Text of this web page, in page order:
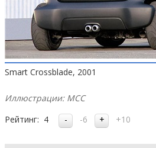
Smart Crossblade, 2001
Иллюстрации: MCC
Рейтинг: 4 -6 +10